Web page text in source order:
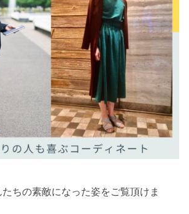
ちの素敵になった姿をご覧頂けま